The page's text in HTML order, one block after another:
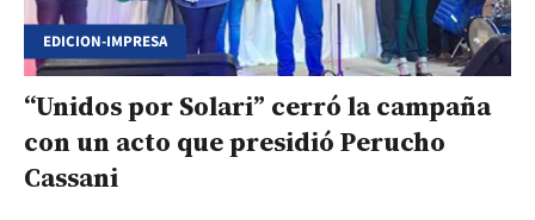
EDICION-IMPRESA
“Unidos por Solari” cerró la campaña
con un acto que presidió Perucho
Cassani